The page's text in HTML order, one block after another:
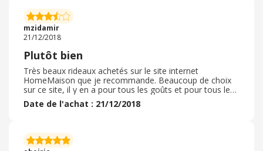
bénéficié d'un code promo trouvé sur le site Ebuyclub
lors de mon shopping. En plus du cashback, j'ai donc
réalisé des économies :)
mzidamir
21/12/2018
Plutôt bien
Très beaux rideaux achetés sur le site internet
HomeMaison que je recommande. Beaucoup de choix
sur ce site, il y en a pour tous les goûts et pour tous les
budgets. Article de qualité qui vaut son prix, les photos
correspondent bien à l'article reçu. Aucun soucis sur la
pour la rapidité de l'envoi. Je suis très satisfaite de cette
boutique et je n’hésiterais pas à refaire une commande
Date de l'achat : 21/12/2018